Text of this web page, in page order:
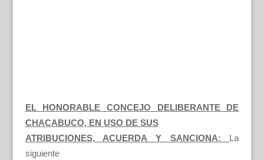
EL HONORABLE CONCEJO DELIBERANTE DE
CHACABUCO, EN USO DE SUS
ATRIBUCIONES, ACUERDA Y SANCIONA: La
siguiente